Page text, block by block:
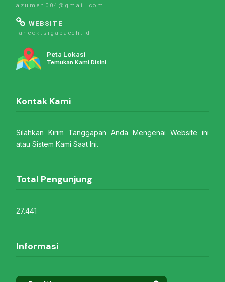
azumen004@gmail.com
WEBSITE
lancok.sigapaceh.id
Peta Lokasi
Temukan Kami Disini
Kontak Kami
Silahkan Kirim Tanggapan Anda Mengenai Website ini
atau Sistem Kami Saat Ini.
Total Pengunjung
27.441
Informasi